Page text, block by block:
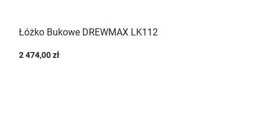
Łóżko Bukowe DREWMAX LK112
2 474,00 zł